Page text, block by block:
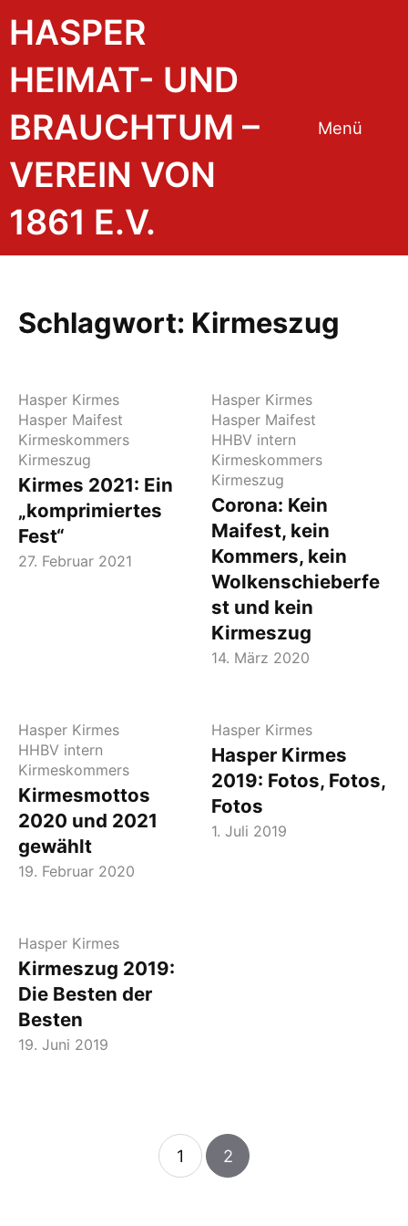
Inhalt
HASPER
HEIMAT- UND
BRAUCHTUM –
VEREIN VON
1861 E.V.
Menü
Schlagwort: Kirmeszug
Hasper Kirmes
Hasper Maifest
Kirmeskommers
Kirmeszug
Kirmes 2021: Ein
„komprimiertes
Fest“
27. Februar 2021
Hasper Kirmes
Hasper Maifest
HHBV intern
Kirmeskommers
Kirmeszug
Corona: Kein
Maifest, kein
Kommers, kein
Wolkenschieberfe
st und kein
Kirmeszug
14. März 2020
Hasper Kirmes
HHBV intern
Kirmeskommers
Kirmesmottos
2020 und 2021
gewählt
19. Februar 2020
Hasper Kirmes
Hasper Kirmes
2019: Fotos, Fotos,
Fotos
1. Juli 2019
Hasper Kirmes
Kirmeszug 2019:
Die Besten der
Besten
19. Juni 2019
1 2